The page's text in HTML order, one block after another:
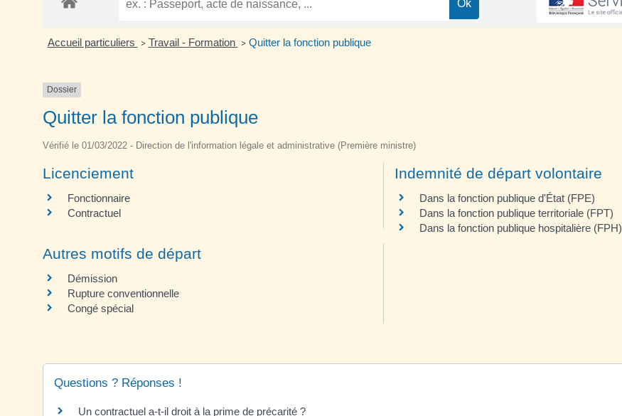
Accueil particuliers > Travail - Formation > Quitter la fonction publique
Dossier
Quitter la fonction publique
Vérifié le 01/03/2022 - Direction de l'information légale et administrative (Première ministre)
Licenciement
Fonctionnaire
Contractuel
Indemnité de départ volontaire
Dans la fonction publique d'État (FPE)
Dans la fonction publique territoriale (FPT)
Dans la fonction publique hospitalière (FPH)
Autres motifs de départ
Démission
Rupture conventionnelle
Congé spécial
Questions ? Réponses !
Un contractuel a-t-il droit à la prime de précarité ?